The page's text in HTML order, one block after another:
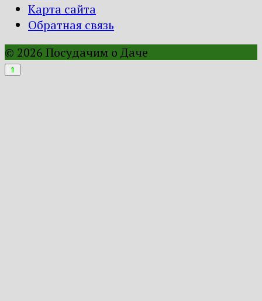
Карта сайта
Обратная связь
© 2026 Посудачим о Даче